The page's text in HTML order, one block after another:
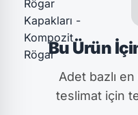
Bu Ürün
Adet bazlı
teslimat için